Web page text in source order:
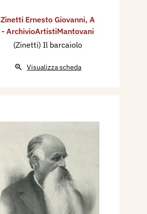
Zinetti Ernesto Giovanni, A
- ArchivioArtistiMantovani
(Zinetti) Il barcaiolo
Visualizza scheda